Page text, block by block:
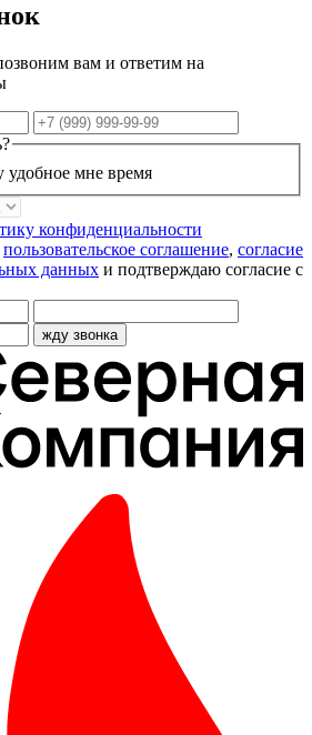
вам и ответим на
Телефон
удобное мне время
конфиденциальности
пользовательское соглашение, согласие
данных и подтверждаю согласие с
жду звонка